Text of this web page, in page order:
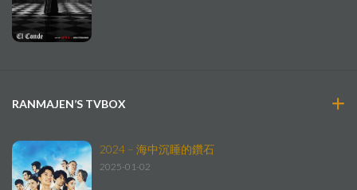
RANMAJEN’S TVBOX
2024 – 海中沉睡的鑽石
2025-01-02